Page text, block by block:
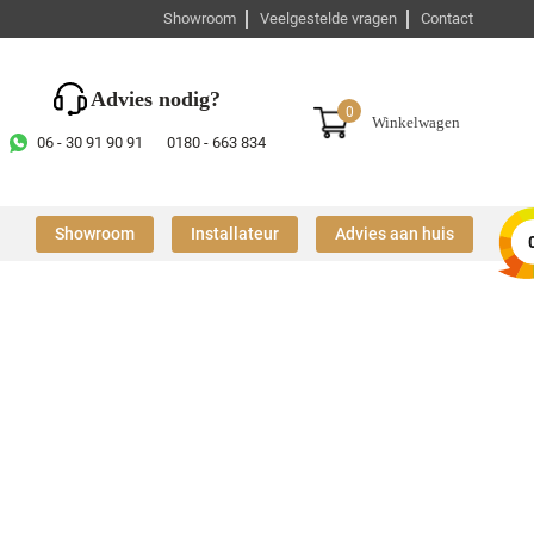
Showroom Veelgestelde vragen Contact
Advies nodig?
06 - 30 91 90 91 0180 - 663 834
0
Winkelwagen
Showroom Installateur Advies aan huis